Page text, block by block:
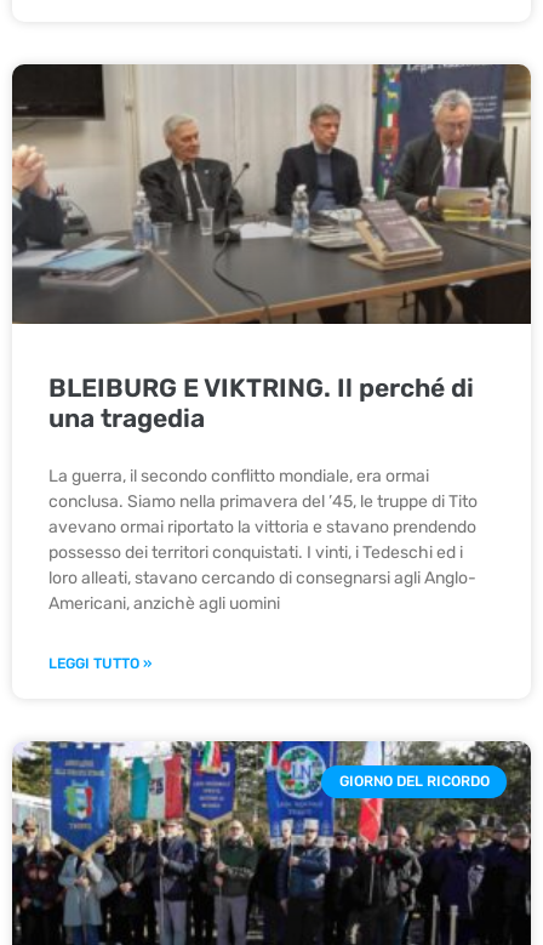
BLEIBURG E VIKTRING. Il perché di
una tragedia
La guerra, il secondo conflitto mondiale, era ormai
conclusa. Siamo nella primavera del ’45, le truppe di Tito
avevano ormai riportato la vittoria e stavano prendendo
possesso dei territori conquistati. I vinti, i Tedeschi ed i
loro alleati, stavano cercando di consegnarsi agli Anglo-
Americani, anzichè agli uomini
LEGGI TUTTO »
GIORNO DEL RICORDO